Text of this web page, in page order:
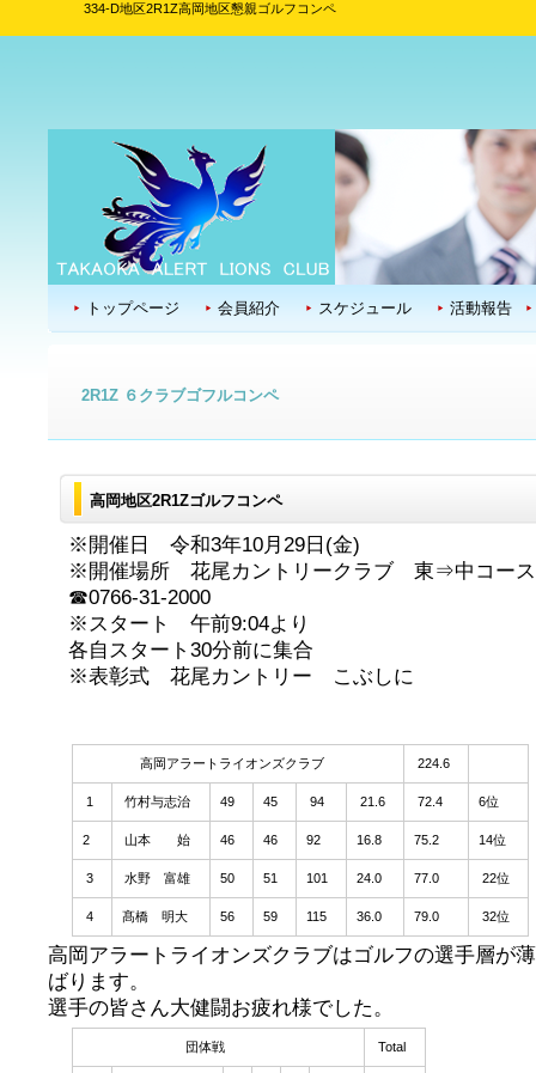
334-D地区2R1Z高岡地区懇親ゴルフコンペ
2R1Z ６クラブゴフルコンペ
高岡地区2R1Zゴルフコンペ
※開催日 令和3年10月29日(金)
※開催場所 花尾カントリークラブ 東⇒中コース
☎0766-31-2000
※スタート 午前9:04より
各自スタート30分前に集合
※表彰式 花尾カントリー こぶしに
高岡アラートライオンズクラブ 224.6
1 竹村与志治 49 45 94 21.6 72.4 6位
2 山本 始 46 46 92 16.8 75.2 14位
3 水野 富雄 50 51 101 24.0 77.0 22位
4 髙橋 明大 56 59 115 36.0 79.0 32位
高岡アラートライオンズクラブはゴルフの選手層が
ばります。
選手の皆さん大健闘お疲れ様でした。
団体戦 Total
トップページ 会員紹介 スケジュール 活動報告